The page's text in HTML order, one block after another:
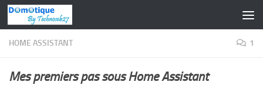
Skip to content
HOME ASSISTANT 1
Mes premiers pas sous Home Assistant